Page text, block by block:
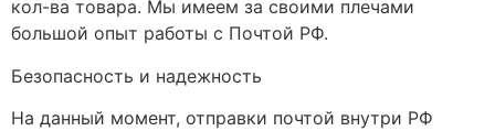
кол-ва товара. Мы имеем за своими плечами
большой опыт работы с Почтой РФ.
Безопасность и надежность
На данный момент, отправки почтой внутри РФ